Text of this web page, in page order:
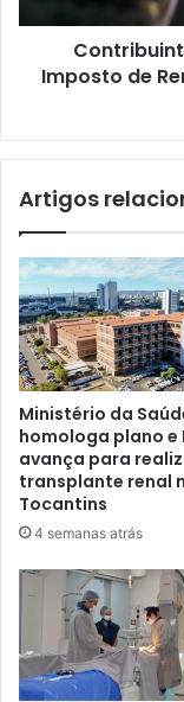
Imposto de
Artigos
Ministério da
homologa plano e
avança para
transplante renal
Tocantins
4 semanas atrás